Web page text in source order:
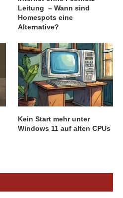
Leitung – Wann sind
Homespots eine
Alternative?
Kein Start mehr unter
Windows 11 auf alten CPUs